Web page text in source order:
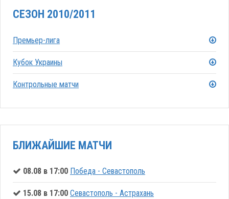
СЕЗОН 2010/2011
Премьер-лига
Кубок Украины
Контрольные матчи
БЛИЖАЙШИЕ МАТЧИ
08.08 в 17:00 Победа - Севастополь
15.08 в 17:00 Севастополь - Астрахань